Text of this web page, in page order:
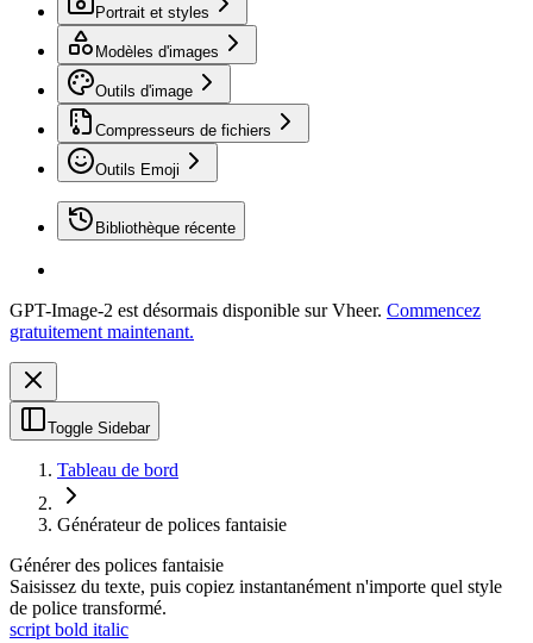
Portrait et styles
Modèles d'images
Outils d'image
Compresseurs de fichiers
Outils Emoji
Bibliothèque récente
GPT-Image-2 est désormais disponible sur Vheer. Commencez
gratuitement maintenant.
Toggle Sidebar
Tableau de bord
Générateur de polices fantaisie
Générer des polices fantaisie
Saisissez du texte, puis copiez instantanément n'importe quel style
de police transformé.
script bold italic